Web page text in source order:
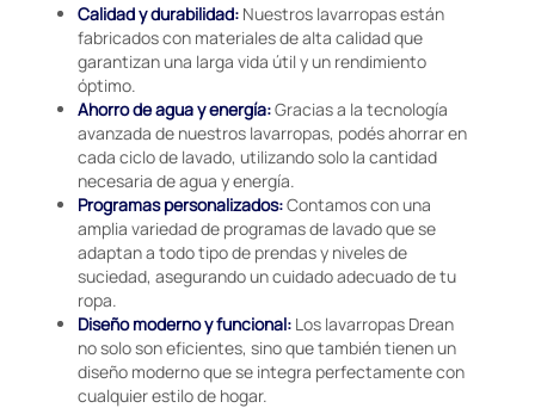
Calidad y durabilidad: Nuestros lavarropas están
fabricados con materiales de alta calidad que
garantizan una larga vida útil y un rendimiento
óptimo.
Ahorro de agua y energía:Gracias a la tecnología
avanzada de nuestros lavarropas, podés ahorrar en
cada ciclo de lavado, utilizando solo la cantidad
necesaria de agua y energía.
Programas personalizados:Contamos con una
amplia variedad de programas de lavado que se
adaptan a todo tipo de prendas y niveles de
suciedad, asegurando un cuidado adecuado de tu
ropa.
Diseño moderno y funcional: Los lavarropas Drean
no solo son eficientes, sino que también tienen un
diseño moderno que se integra perfectamente con
cualquier estilo de hogar.